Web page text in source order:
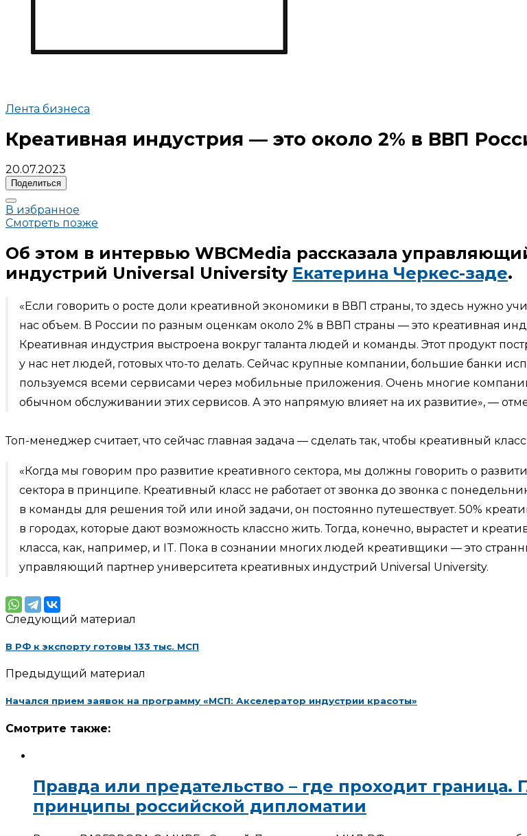
Лента бизнеса
Креативная индустрия — это около 2% в ВВП
20.07.2023
Поделиться
В избранное
Смотреть позже
Об этом в интервью WBCMedia рассказала
индустрий Universal University Екатерина Черкес-заде.
«Если говорить о росте доли креативной экономики в ВВП страны, то здесь нужно
нас объем. В России по разным оценкам около 2% в ВВП страны — это креативная
Креативная индустрия выстроена вокруг таланта людей и команды. Этот продукт
у нас нет людей, готовых что-то делать. Сейчас крупные компании, большие банки
пользуемся всеми сервисами через мобильные приложения. Очень многие
обычном обслуживании этих сервисов. А это напрямую влияет на их развитие», —
Топ-менеджер считает, что сейчас главная задача — сделать так, чтобы креативный
«Когда мы говорим про развитие креативного сектора, мы должны говорить о
сектора в принципе. Креативный класс не работает от звонка до звонка с
в команды для решения той или иной задачи, он постоянно путешествует. 50%
в городах, которые дают возможность классно жить. Тогда, конечно, вырастет и
класса, как, например, и IT. Пока в сознании многих людей креативщики — это
управляющий партнер университета креативных индустрий Universal University.
Следующий материал
В РФ к экспорту готовы 133 тыс. МСП
Предыдущий материал
Начался прием заявок на программу «МСП: Акселератор индустрии красоты»
Смотрите также:
Правда или предательство – где проходит
принципы российской дипломатии